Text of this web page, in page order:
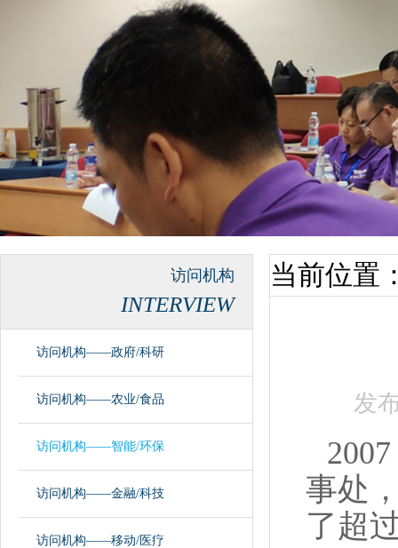
访问机构
INTERVIEW
访问机构——政府/科研
访问机构——农业/食品
访问机构——智能/环保
访问机构——金融/科技
访问机构——移动/医疗
当前位置
发
事处
了超